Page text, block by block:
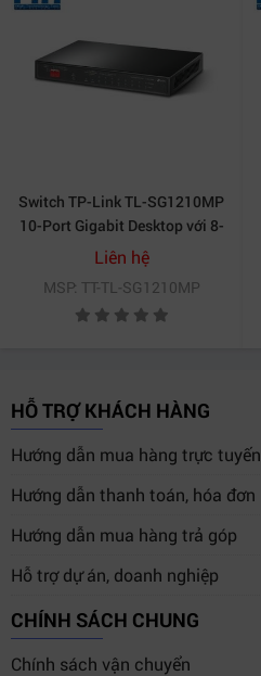
Switch TP-Link TL-SG1210MP
10-Port Gigabit Desktop với 8-
Port PoE+
Liên hệ
MSP: TT-TL-SG1210MP
HỖ TRỢ KHÁCH HÀNG
Hướng dẫn mua hàng trực tuyến
Hướng dẫn thanh toán, hóa đơn
Hướng dẫn mua hàng trả góp
Hỗ trợ dự án, doanh nghiệp
CHÍNH SÁCH CHUNG
Chính sách vận chuyển